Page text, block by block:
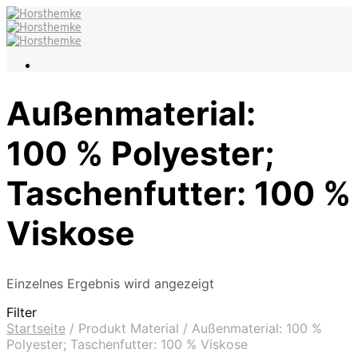
Außenmaterial:
100 % Polyester;
Taschenfutter: 100 %
Viskose
Einzelnes Ergebnis wird angezeigt
Filter
Startseite / Produkt Material / Außenmaterial: 100 %
Polyester; Taschenfutter: 100 % Viskose